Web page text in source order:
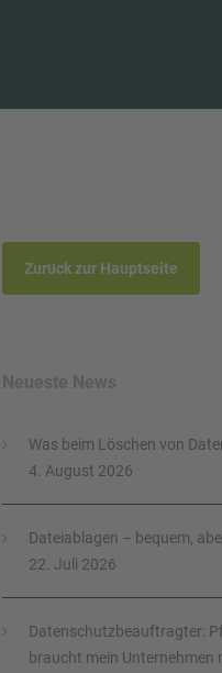
Zurück zur Hauptseite
Neueste News
Was beim Löschen von
4. August 2026
Dateiablagen – bequem,
22. Juli 2026
Datenschutzbeauftragter:
braucht mein Unternehmen